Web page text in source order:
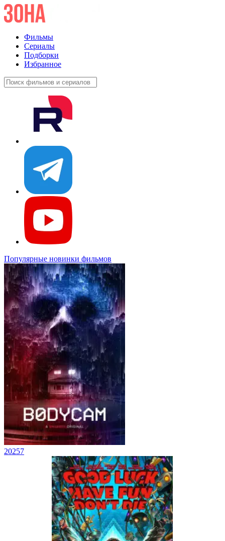
Фильмы
Сериалы
Подборки
Избранное
Популярные новинки фильмов
20257